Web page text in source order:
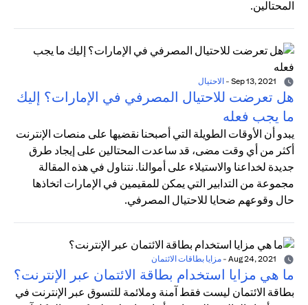
المحتالين.
- الاحتيال
هل تعرضت للاحتيال المصرفي في الإمارات؟ إليك
ما يجب فعله
يبدو أن الأوقات الطويلة التي أصبحنا نقضيها على منصات الإنترنت
أكثر من أي وقت مضى، قد ساعدت المحتالين على إيجاد طرق
جديدة لخداعنا والاستيلاء على أموالنا. نتناول في هذه المقالة
مجموعة من التدابير التي يمكن للمقيمين في الإمارات اتخاذها
حال وقوعهم ضحايا للاحتيال المصرفي.
- مزايا بطاقات الائتمان
ما هي مزايا استخدام بطاقة الائتمان عبر الإنترنت؟
بطاقة الائتمان ليست فقط آمنة وملائمة للتسوق عبر الإنترنت في